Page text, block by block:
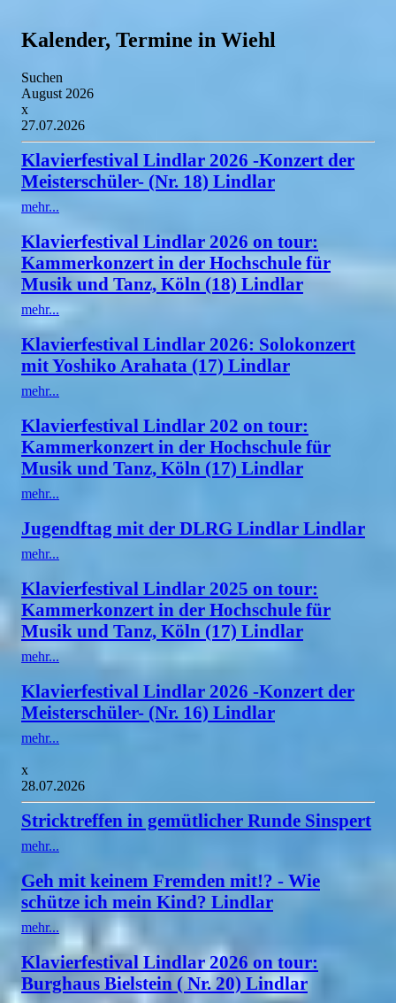
Kalender, Termine in Wiehl
Suchen
August 2026
x
27.07.2026
Klavierfestival Lindlar 2026 -Konzert der
Meisterschüler- (Nr. 18) Lindlar
mehr...
Klavierfestival Lindlar 2026 on tour:
Kammerkonzert in der Hochschule für
Musik und Tanz, Köln (18) Lindlar
mehr...
Klavierfestival Lindlar 2026: Solokonzert
mit Yoshiko Arahata (17) Lindlar
mehr...
Klavierfestival Lindlar 202 on tour:
Kammerkonzert in der Hochschule für
Musik und Tanz, Köln (17) Lindlar
mehr...
Jugendftag mit der DLRG Lindlar Lindlar
mehr...
Klavierfestival Lindlar 2025 on tour:
Kammerkonzert in der Hochschule für
Musik und Tanz, Köln (17) Lindlar
mehr...
Klavierfestival Lindlar 2026 -Konzert der
Meisterschüler- (Nr. 16) Lindlar
mehr...
x
28.07.2026
Stricktreffen in gemütlicher Runde Sinspert
mehr...
Geh mit keinem Fremden mit!? - Wie
schütze ich mein Kind? Lindlar
mehr...
Klavierfestival Lindlar 2026 on tour:
Burghaus Bielstein ( Nr. 20) Lindlar